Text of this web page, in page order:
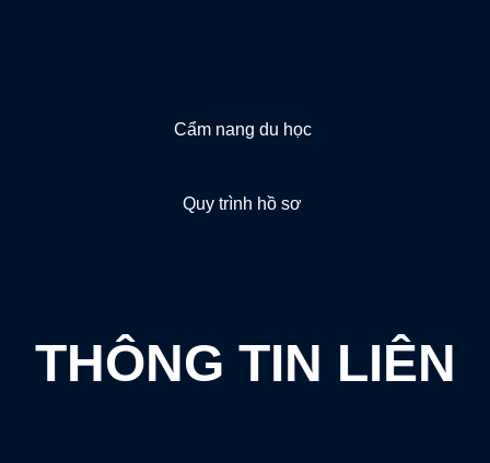
Cẩm nang du học
Quy trình hồ sơ
THÔNG TIN LIÊN